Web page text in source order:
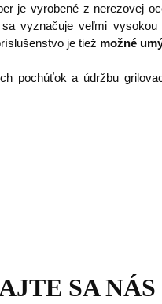
je vyrobené z nerezovej
vyznačuje veľmi
je tiež možné
pochúťok a údržbu
SA NÁS